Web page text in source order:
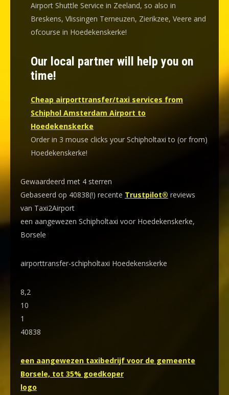
Airport Shuttle Service in Zeeland, so also in
Breskens, Vlissingen Terneuzen, Zierikzee, Veere and
ofcourse in Hoedekenskerke!
Our local partner will help you on
time!
Cheap airporttransfer/taxi services from
Schiphol Amsterdam Airport to
Hoedekenskerke
Order in 3 mouse clicks your Schipholtaxi to (or from)
Hoedekenskerke!
Gewaardeerd met 4 sterren
Gebaseerd op 40838(!) recente Trustpilot® reviews
van Taxi2Airport
een aangewezen Schipholtaxi voor Hoedekenskerke,
Borsele
airporttransfer-schipholtaxi Hoedekenskerke
8,2
10
1
40838
een aangewezen taxibedrijf voor de gemeente
Borsele, tot 35% goedkoper
logo